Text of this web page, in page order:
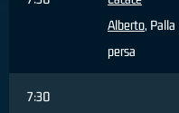
Alberto, Palla
persa
7:30